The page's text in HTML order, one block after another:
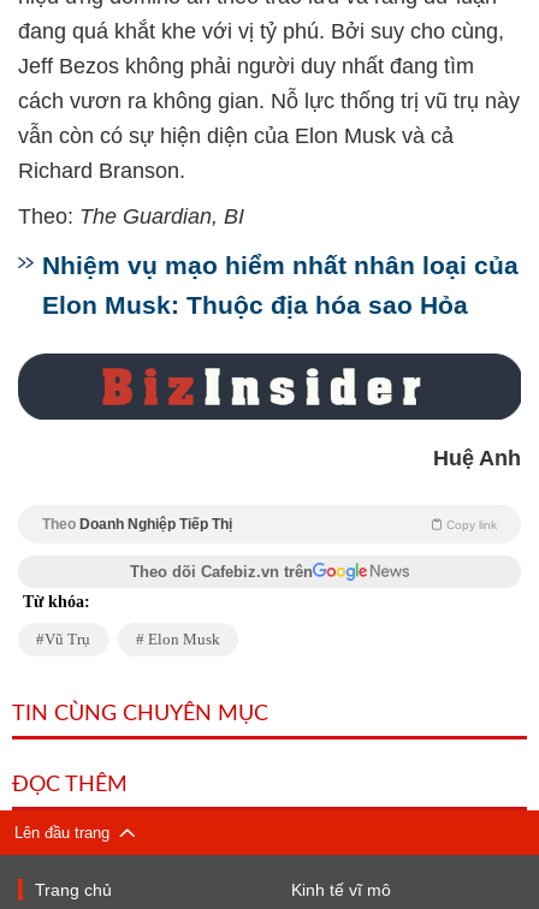
đang quá khắt khe với vị tỷ phú. Bởi suy cho cùng,
Jeff Bezos không phải người duy nhất đang tìm
cách vươn ra không gian. Nỗ lực thống trị vũ trụ này
vẫn còn có sự hiện diện của Elon Musk và cả
Richard Branson.
Theo: The Guardian, BI
Nhiệm vụ mạo hiểm nhất nhân loại của
Elon Musk: Thuộc địa hóa sao Hỏa
Huệ Anh
Theo Doanh Nghiệp Tiếp Thị Copy link
Theo dõi Cafebiz.vn trên
Từ khóa:
Vũ Trụ Elon Musk
TIN CÙNG CHUYÊN MỤC
ĐỌC THÊM
Lên đầu trang
Trang chủ Kinh tế vĩ mô